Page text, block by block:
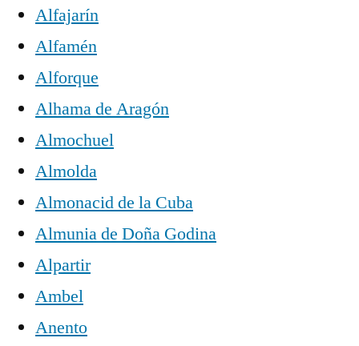
Alfajarín
Alfamén
Alforque
Alhama de Aragón
Almochuel
Almolda
Almonacid de la Cuba
Almunia de Doña Godina
Alpartir
Ambel
Anento